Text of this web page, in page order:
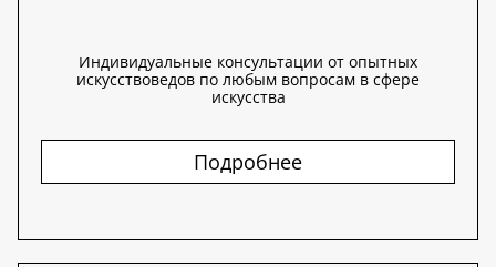
Индивидуальные консультации от опытных
искусствоведов по любым вопросам в сфере
искусства
Подробнее